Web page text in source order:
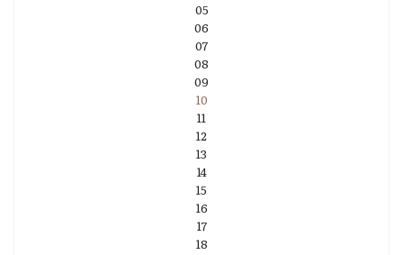
05
06
07
08
09
10
11
12
13
14
15
16
17
18